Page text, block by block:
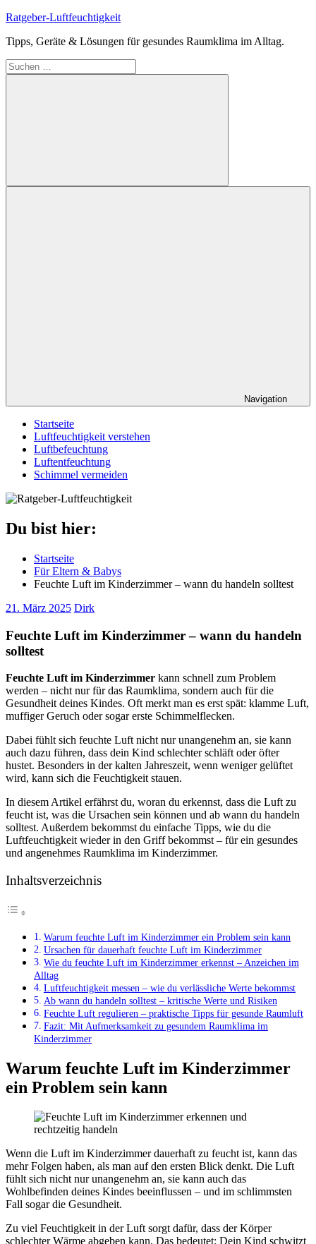
Zum
springen
Ratgeber-Luftfeuchtigkeit
Tipps, Geräte & Lösungen für gesundes Raumklima im Alltag.
Suchen
nach:
Suchen
Navigation
Startseite
Luftfeuchtigkeit verstehen
Luftbefeuchtung
Luftentfeuchtung
Schimmel vermeiden
Du bist hier:
Startseite
Für Eltern & Babys
Feuchte Luft im Kinderzimmer – wann du handeln solltest
21. März 2025 Dirk
Feuchte Luft im Kinderzimmer – wann du handeln
solltest
Feuchte Luft im Kinderzimmer kann schnell zum Problem
werden – nicht nur für das Raumklima, sondern auch für die
Gesundheit deines Kindes. Oft merkt man es erst spät: klamme Luft,
muffiger Geruch oder sogar erste Schimmelflecken.
Dabei fühlt sich feuchte Luft nicht nur unangenehm an, sie kann
auch dazu führen, dass dein Kind schlechter schläft oder öfter
hustet. Besonders in der kalten Jahreszeit, wenn weniger gelüftet
wird, kann sich die Feuchtigkeit stauen.
In diesem Artikel erfährst du, woran du erkennst, dass die Luft zu
feucht ist, was die Ursachen sein können und ab wann du handeln
solltest. Außerdem bekommst du einfache Tipps, wie du die
Luftfeuchtigkeit wieder in den Griff bekommst – für ein gesundes
und angenehmes Raumklima im Kinderzimmer.
Inhaltsverzeichnis
Warum feuchte Luft im Kinderzimmer ein Problem sein kann
Ursachen für dauerhaft feuchte Luft im Kinderzimmer
Wie du feuchte Luft im Kinderzimmer erkennst – Anzeichen im
Alltag
Luftfeuchtigkeit messen – wie du verlässliche Werte bekommst
Ab wann du handeln solltest – kritische Werte und Risiken
Feuchte Luft regulieren – praktische Tipps für gesunde Raumluft
Fazit: Mit Aufmerksamkeit zu gesundem Raumklima im
Kinderzimmer
Warum feuchte Luft im Kinderzimmer
ein Problem sein kann
Wenn die Luft im Kinderzimmer dauerhaft zu feucht ist, kann das
mehr Folgen haben, als man auf den ersten Blick denkt. Die Luft
fühlt sich nicht nur unangenehm an, sie kann auch das
Wohlbefinden deines Kindes beeinflussen – und im schlimmsten
Fall sogar die Gesundheit.
Zu viel Feuchtigkeit in der Luft sorgt dafür, dass der Körper
schlechter Wärme abgeben kann. Das bedeutet: Dein Kind schwitzt